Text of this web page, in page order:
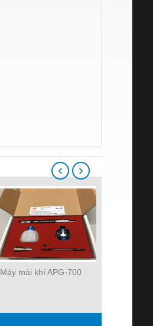
Máy mài khí APG-700
‹ ›